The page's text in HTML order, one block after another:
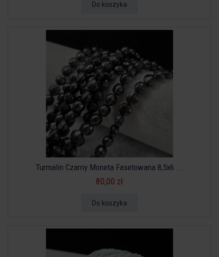
Do koszyka
Turmalin Czarny Moneta Fasetowana 8,5x6 ...
80,00 zł
Do koszyka